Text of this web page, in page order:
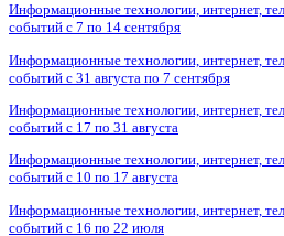
Информационные технологии, интернет,
событий с 7 по 14 сентября
Информационные технологии, интернет,
событий с 31 августа по 7 сентября
Информационные технологии, интернет,
событий с 17 по 31 августа
Информационные технологии, интернет,
событий с 10 по 17 августа
Информационные технологии, интернет,
событий с 16 по 22 июля